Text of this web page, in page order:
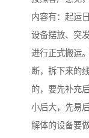
内容有：起运
设备摆放、突
进行正式搬运
断，拆下来的
的，要先补充
小后大，先易
解体的设备要